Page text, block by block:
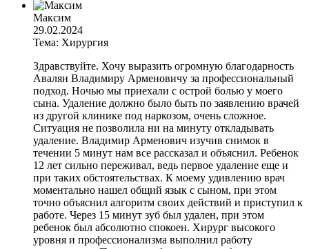
Максим
29.02.2024
Тема: Хирургия
Здравствуйте. Хочу выразить огромную благодарность
Авалян Владимиру Арменовичу за профессиональный
подход. Ночью мы приехали с острой болью у моего
сына. Удаление должно было быть по заявлению врачей
из другой клинике под наркозом, очень сложное.
Ситуация не позволила ни на минуту откладывать
удаление. Владимир Арменович изучив снимок в
течении 5 минут нам все рассказал и объяснил. Ребенок
12 лет сильно переживал, ведь первое удаление еще и
при таких обстоятельствах. К моему удивлению врач
моментально нашел общий язык с сыном, при этом
точно объяснил алгоритм своих действий и приступил к
работе. Через 15 минут зуб был удален, при этом
ребенок был абсолютно спокоен. Хирург высокого
уровня и профессионализма выполнил работу